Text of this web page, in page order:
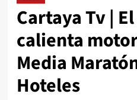
Cartaya Tv |
calienta
Media
Hoteles